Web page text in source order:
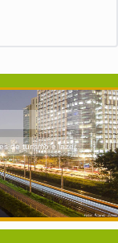
de turismo e lazer.